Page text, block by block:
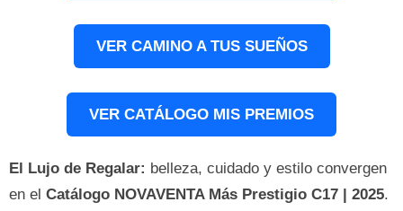
VER CAMINO A TUS SUEÑOS
VER CATÁLOGO MIS PREMIOS
El Lujo de Regalar: belleza, cuidado y estilo convergen
en el Catálogo NOVAVENTA Más Prestigio C17 | 2025.